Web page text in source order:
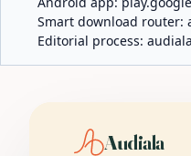
Smart download router:
Editorial process:
Audiala